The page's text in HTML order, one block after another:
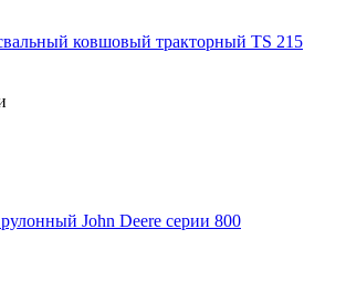
ковшовый тракторный TS 215
John Deere серии 800